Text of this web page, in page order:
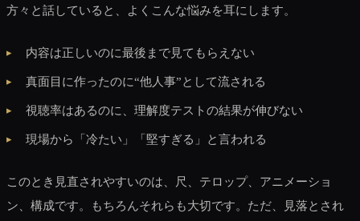
方々と話していると、よくこんな悩みを耳にします。
内容は正しいのに最後まで見てもらえない
真面目に作ったのに“他人事”として流される
視聴率はあるのに、理解度テストの結果が伸びない
現場から「冷たい」「堅すぎる」と言われる
このとき見直されやすいのは、尺、テロップ、アニメーショ
ン、構成です。もちろんそれらも大切です。ただ、見落とされ